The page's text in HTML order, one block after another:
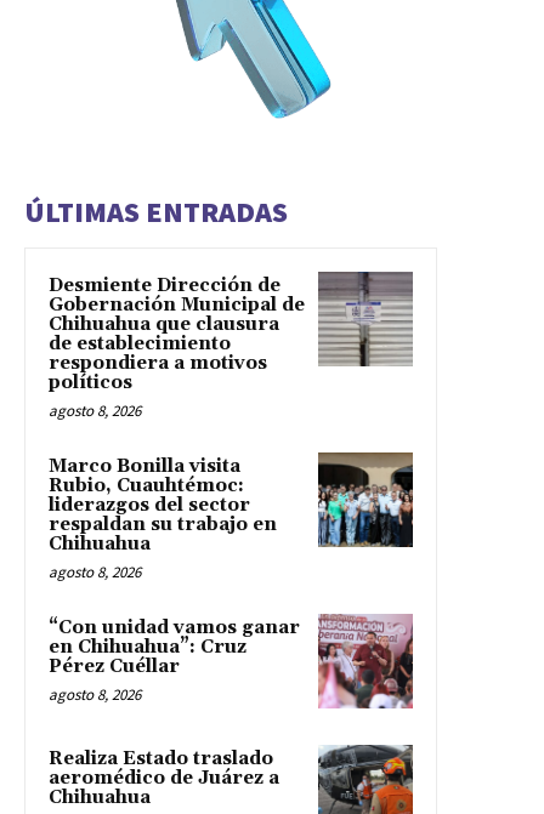
ÚLTIMAS ENTRADAS
Desmiente Dirección de
Gobernación Municipal de
Chihuahua que clausura
de establecimiento
respondiera a motivos
políticos
agosto 8, 2026
Marco Bonilla visita
Rubio, Cuauhtémoc:
liderazgos del sector
respaldan su trabajo en
Chihuahua
agosto 8, 2026
“Con unidad vamos ganar
en Chihuahua”: Cruz
Pérez Cuéllar
agosto 8, 2026
Realiza Estado traslado
aeromédico de Juárez a
Chihuahua